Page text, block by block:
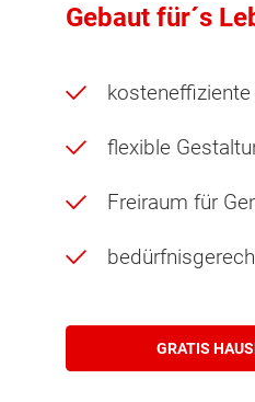
Gebaut für´s
flexible
Freiraum für
GRATIS